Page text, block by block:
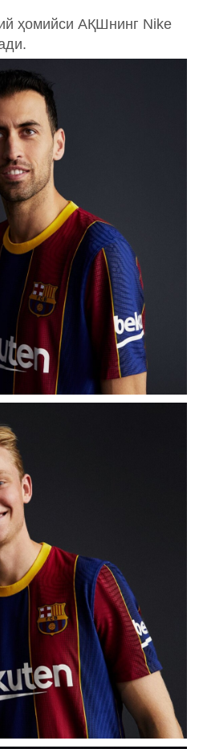
ҳомийси АҚШнинг Nike